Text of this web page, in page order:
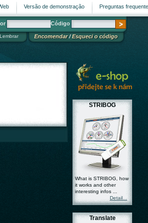
Versão de demonstração Preguntas
Código
Encomendar/Esqueci o código
STRIBOG
What is STRIBOG, how
it works and other
interesting infos ...
Detail...
Translate